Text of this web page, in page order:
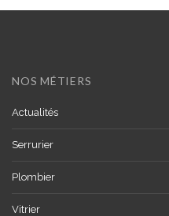
NOS MÉTIERS
Actualités
Serrurier
Plombier
Vitrier